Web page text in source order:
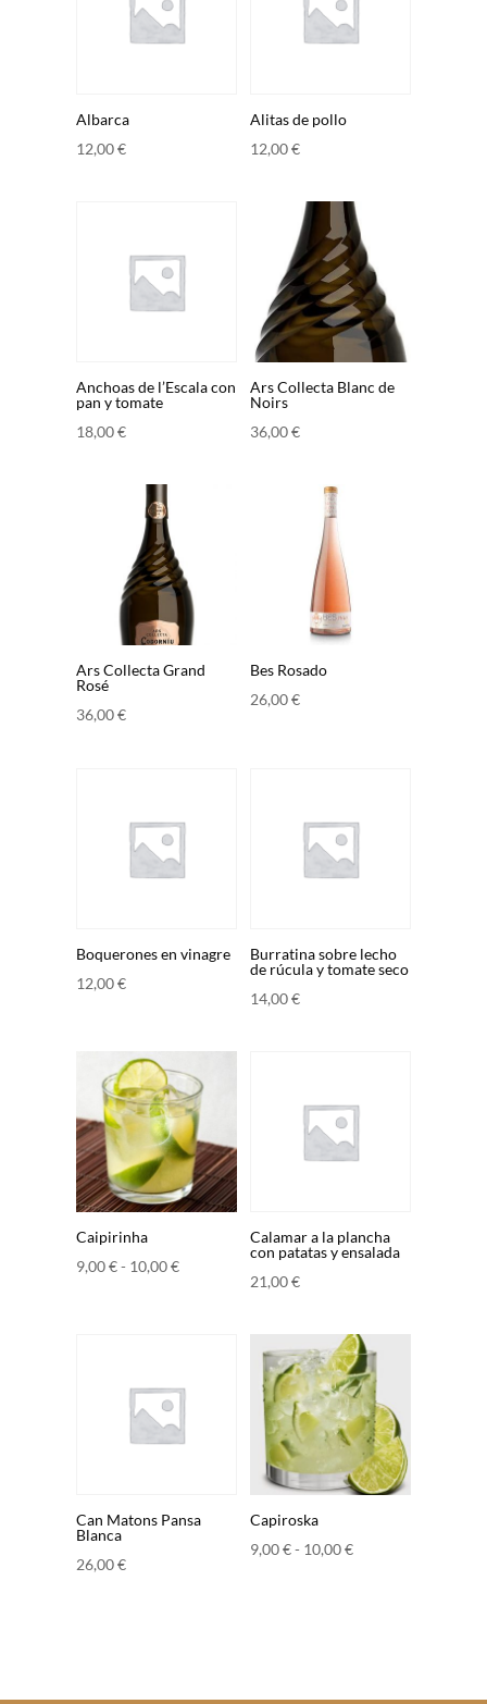
Albarca
12,00€
Alitas de pollo
12,00€
Anchoas de l’Escala con
pan y tomate
18,00€
Ars Collecta Blanc de
Noirs
36,00€
Ars Collecta Grand
Rosé
36,00€
Bes Rosado
26,00€
Boquerones en vinagre
12,00€
Burratina sobre lecho
de rúcula y tomate seco
14,00€
Caipirinha
9,00€- 10,00€Rango
10,00 €
Calamar a la plancha
con patatas y ensalada
21,00€
Can Matons Pansa
Blanca
26,00€
Capiroska
9,00€- 10,00€Rango